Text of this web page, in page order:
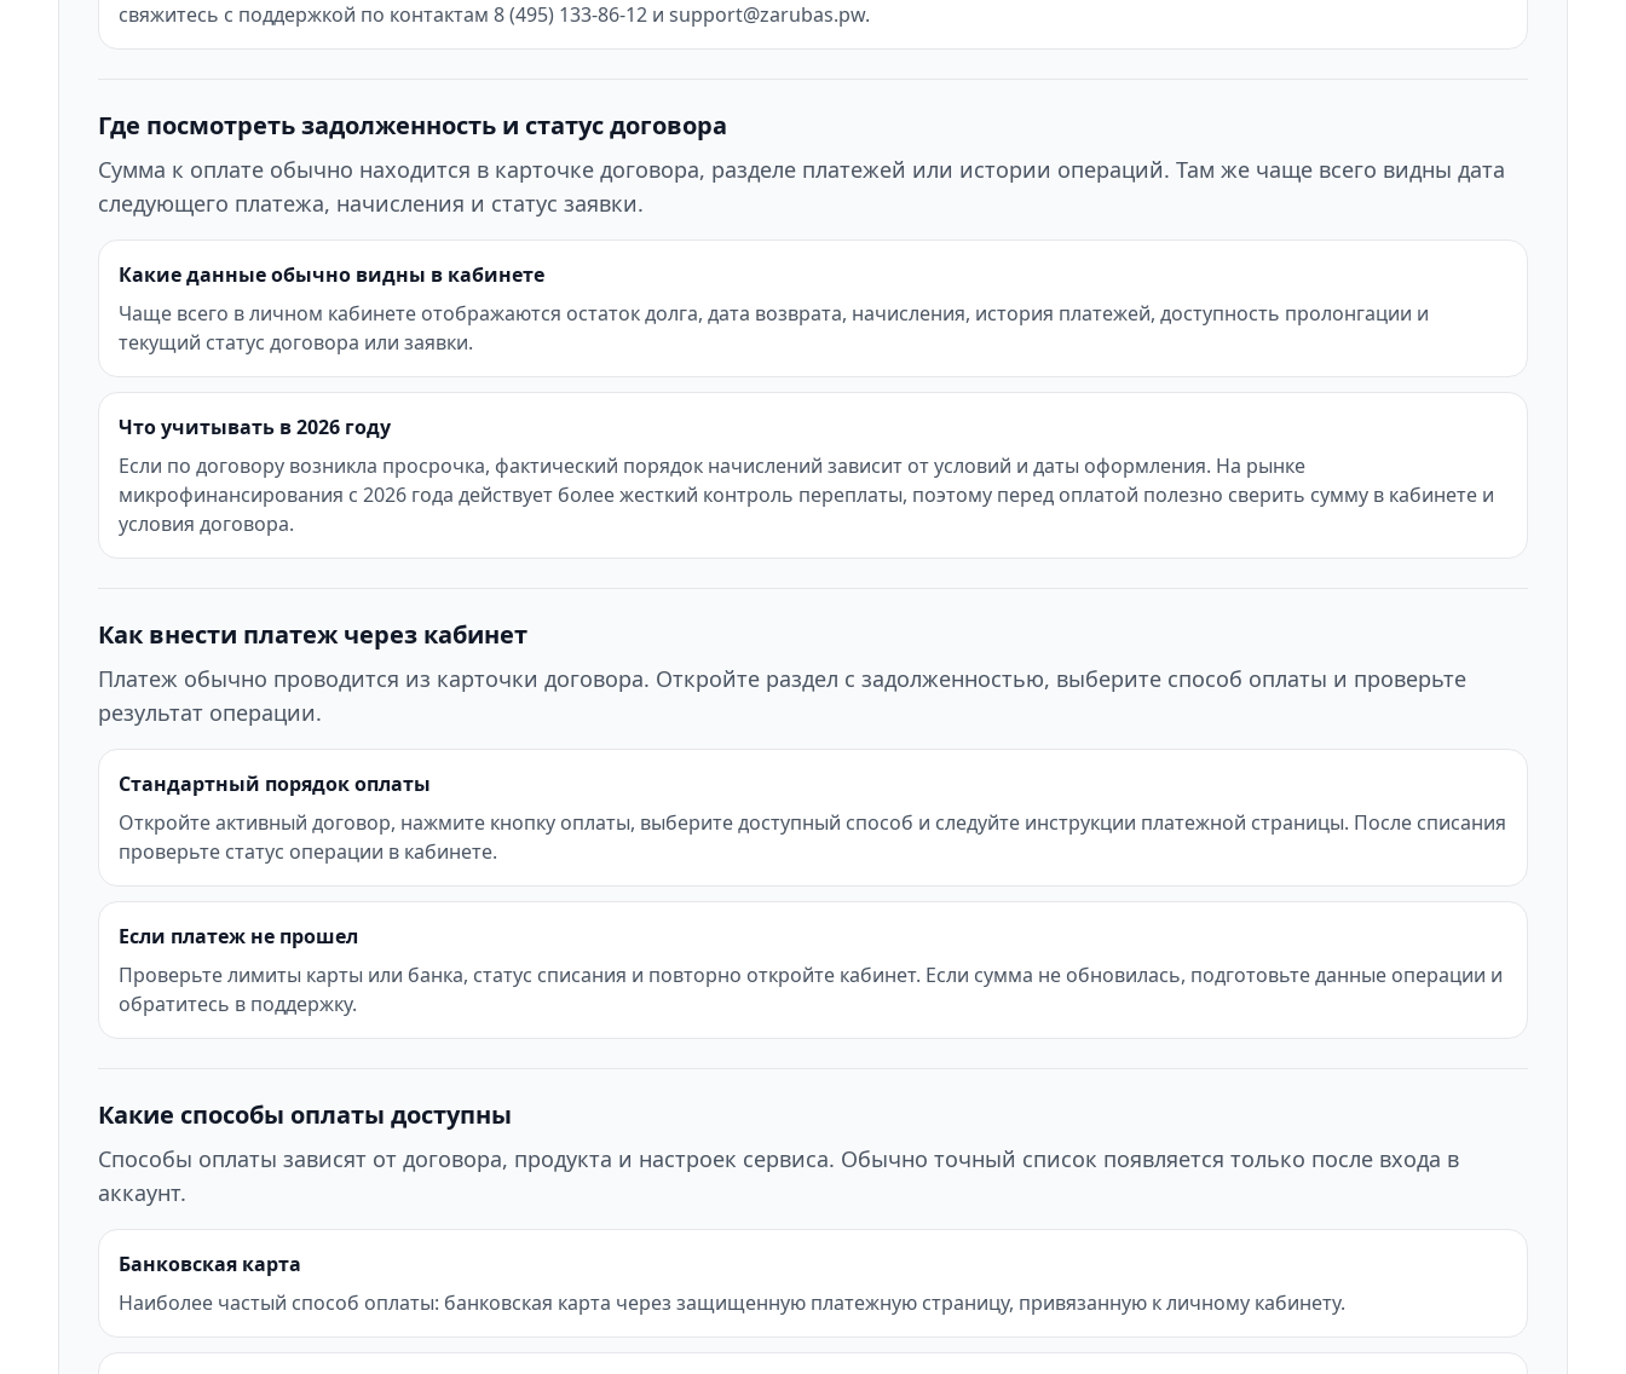
свяжитесь с поддержкой по контактам 8 (495) 133-86-12 и support@zarubas.pw.
Где посмотреть задолженность и статус договора
Сумма к оплате обычно находится в карточке договора, разделе платежей или истории операций. Там же чаще всего видны дата
следующего платежа, начисления и статус заявки.
Какие данные обычно видны в кабинете
Чаще всего в личном кабинете отображаются остаток долга, дата возврата, начисления, история платежей, доступность пролонгации и
текущий статус договора или заявки.
Что учитывать в 2026 году
Если по договору возникла просрочка, фактический порядок начислений зависит от условий и даты оформления. На рынке
микрофинансирования с 2026 года действует более жесткий контроль переплаты, поэтому перед оплатой полезно сверить сумму в кабинете и
условия договора.
Как внести платеж через кабинет
Платеж обычно проводится из карточки договора. Откройте раздел с задолженностью, выберите способ оплаты и проверьте
результат операции.
Стандартный порядок оплаты
Откройте активный договор, нажмите кнопку оплаты, выберите доступный способ и следуйте инструкции платежной страницы. После списания
проверьте статус операции в кабинете.
Если платеж не прошел
Проверьте лимиты карты или банка, статус списания и повторно откройте кабинет. Если сумма не обновилась, подготовьте данные операции и
обратитесь в поддержку.
Какие способы оплаты доступны
Способы оплаты зависят от договора, продукта и настроек сервиса. Обычно точный список появляется только после входа в
аккаунт.
Банковская карта
Наиболее частый способ оплаты: банковская карта через защищенную платежную страницу, привязанную к личному кабинету.